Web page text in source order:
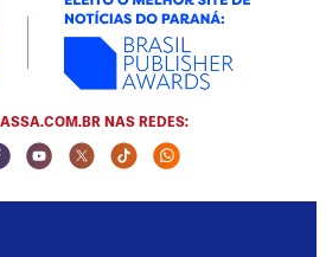
NAS REDES:
Social Media
Facebook Social Media
Youtube Social Media
Twitter Social Media
Tiktok Social Media
Whatsapp